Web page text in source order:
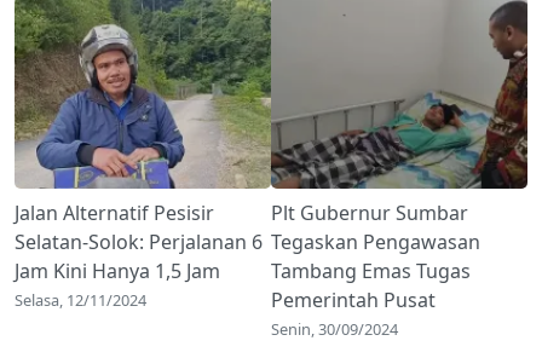
Jalan Alternatif Pesisir
Selatan-Solok: Perjalanan 6
Jam Kini Hanya 1,5 Jam
Selasa, 12/11/2024
Plt Gubernur Sumbar
Tegaskan Pengawasan
Tambang Emas Tugas
Pemerintah Pusat
Senin, 30/09/2024